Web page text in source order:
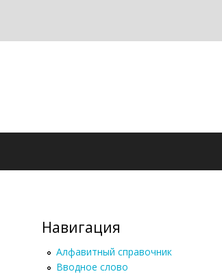
Навигация
Алфавитный справочник
Вводное слово